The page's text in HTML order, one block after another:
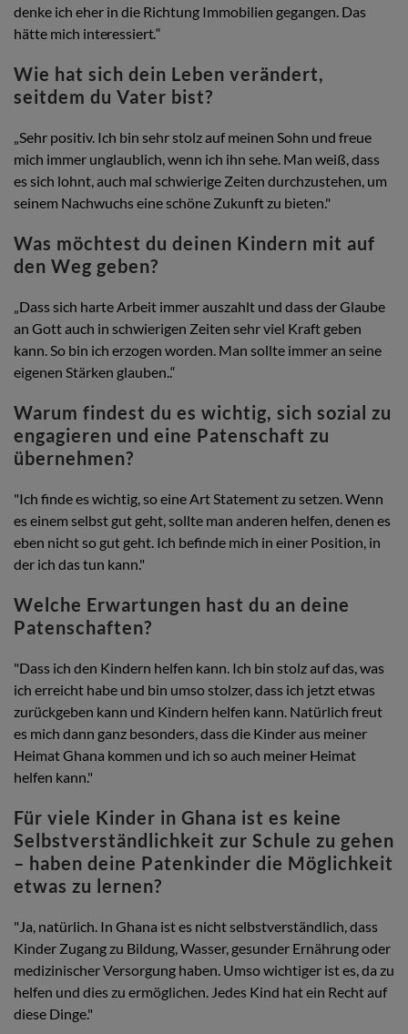
denke ich eher in die Richtung Immobilien gegangen. Das
hätte mich interessiert.“
Wie hat sich dein Leben verändert,
seitdem du Vater bist?
„Sehr positiv. Ich bin sehr stolz auf meinen Sohn und freue
mich immer unglaublich, wenn ich ihn sehe. Man weiß, dass
es sich lohnt, auch mal schwierige Zeiten durchzustehen, um
seinem Nachwuchs eine schöne Zukunft zu bieten."
Was möchtest du deinen Kindern mit auf
den Weg geben?
„Dass sich harte Arbeit immer auszahlt und dass der Glaube
an Gott auch in schwierigen Zeiten sehr viel Kraft geben
kann. So bin ich erzogen worden. Man sollte immer an seine
eigenen Stärken glauben..“
Warum findest du es wichtig, sich sozial zu
engagieren und eine Patenschaft zu
übernehmen?
"Ich finde es wichtig, so eine Art Statement zu setzen. Wenn
es einem selbst gut geht, sollte man anderen helfen, denen es
eben nicht so gut geht. Ich befinde mich in einer Position, in
der ich das tun kann."
Welche Erwartungen hast du an deine
Patenschaften?
"Dass ich den Kindern helfen kann. Ich bin stolz auf das, was
ich erreicht habe und bin umso stolzer, dass ich jetzt etwas
zurückgeben kann und Kindern helfen kann. Natürlich freut
es mich dann ganz besonders, dass die Kinder aus meiner
Heimat Ghana kommen und ich so auch meiner Heimat
helfen kann."
Für viele Kinder in Ghana ist es keine
Selbstverständlichkeit zur Schule zu gehen
– haben deine Patenkinder die Möglichkeit
etwas zu lernen?
"Ja, natürlich. In Ghana ist es nicht selbstverständlich, dass
Kinder Zugang zu Bildung, Wasser, gesunder Ernährung oder
medizinischer Versorgung haben. Umso wichtiger ist es, da zu
helfen und dies zu ermöglichen. Jedes Kind hat ein Recht auf
diese Dinge."